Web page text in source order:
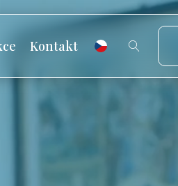
Kontakt